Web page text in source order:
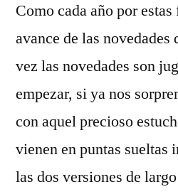
Como cada año por
avance de las novedades
vez las novedades son
empezar, si ya nos
con aquel precioso
vienen en puntas sueltas
las dos versiones de